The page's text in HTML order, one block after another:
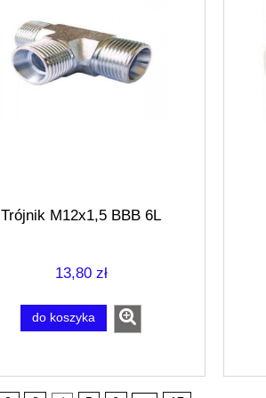
Trójnik M12x1,5 BBB 6L
13,80 zł
do koszyka